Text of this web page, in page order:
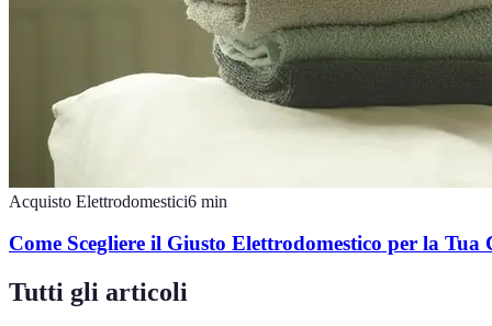
Acquisto Elettrodomestici6 min
Come Scegliere il Giusto Elettrodomestico per la Tua
Tutti gli articoli